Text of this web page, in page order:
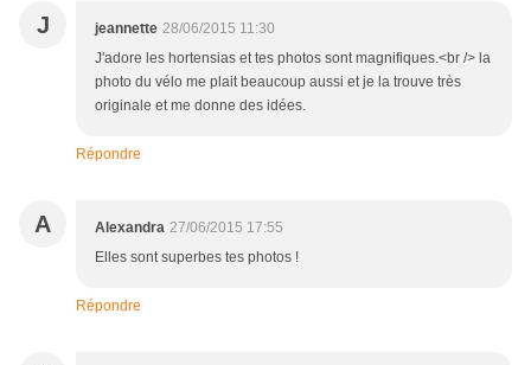
J jeannette 28/06/2015 11:30
J'adore les hortensias et tes photos sont magnifiques.<br /> la
photo du vélo me plait beaucoup aussi et je la trouve très
originale et me donne des idées.
Répondre
A Alexandra 27/06/2015 17:55
Elles sont superbes tes photos !
Répondre